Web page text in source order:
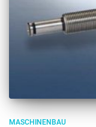
MASCHINENBAU